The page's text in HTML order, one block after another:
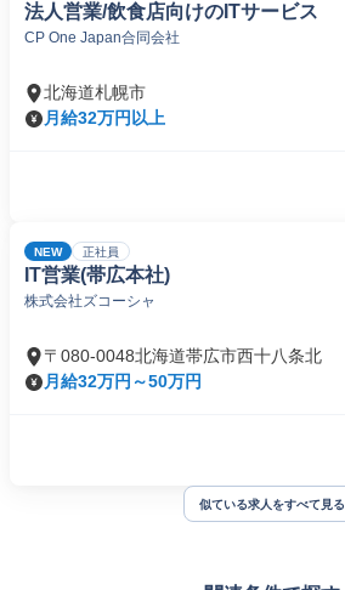
法人営業/飲食店向けのITサービス
CP One Japan合同会社
北海道札幌市
月給32万円以上
NEW 正社員
IT営業(帯広本社)
株式会社ズコーシャ
〒080-0048北海道帯広市西十八条北
月給32万円～50万円
似ている求人をすべて見る